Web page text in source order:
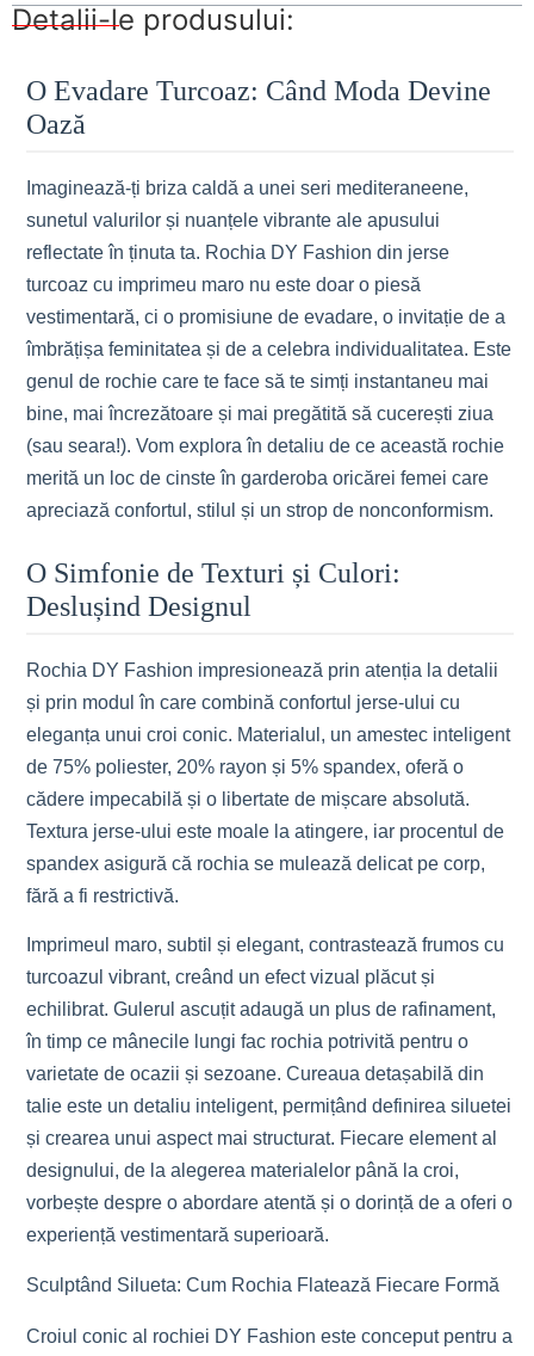
Detalii-le produsului:
O Evadare Turcoaz: Când Moda Devine
Oază
Imaginează-ți briza caldă a unei seri mediteraneene,
sunetul valurilor și nuanțele vibrante ale apusului
reflectate în ținuta ta. Rochia DY Fashion din jerse
turcoaz cu imprimeu maro nu este doar o piesă
vestimentară, ci o promisiune de evadare, o invitație de a
îmbrățișa feminitatea și de a celebra individualitatea. Este
genul de rochie care te face să te simți instantaneu mai
bine, mai încrezătoare și mai pregătită să cucerești ziua
(sau seara!). Vom explora în detaliu de ce această rochie
merită un loc de cinste în garderoba oricărei femei care
apreciază confortul, stilul și un strop de nonconformism.
O Simfonie de Texturi și Culori:
Deslușind Designul
Rochia DY Fashion impresionează prin atenția la detalii
și prin modul în care combină confortul jerse-ului cu
eleganța unui croi conic. Materialul, un amestec inteligent
de 75% poliester, 20% rayon și 5% spandex, oferă o
cădere impecabilă și o libertate de mișcare absolută.
Textura jerse-ului este moale la atingere, iar procentul de
spandex asigură că rochia se mulează delicat pe corp,
fără a fi restrictivă.
Imprimeul maro, subtil și elegant, contrastează frumos cu
turcoazul vibrant, creând un efect vizual plăcut și
echilibrat. Gulerul ascuțit adaugă un plus de rafinament,
în timp ce mânecile lungi fac rochia potrivită pentru o
varietate de ocazii și sezoane. Cureaua detașabilă din
talie este un detaliu inteligent, permițând definirea siluetei
și crearea unui aspect mai structurat. Fiecare element al
designului, de la alegerea materialelor până la croi,
vorbește despre o abordare atentă și o dorință de a oferi o
experiență vestimentară superioară.
Sculptând Silueta: Cum Rochia Flatează Fiecare Formă
Croiul conic al rochiei DY Fashion este conceput pentru a